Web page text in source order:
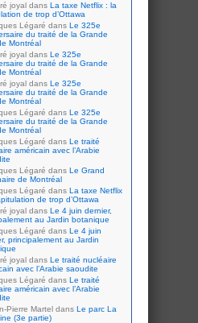
joyal dans La taxe Netflix : la
de trop d’Ottawa
Légaré dans Le 325e
du traité de la Grande
Montréal
joyal dans Le 325e
du traité de la Grande
Montréal
joyal dans Le 325e
du traité de la Grande
Montréal
Légaré dans Le 325e
du traité de la Grande
Montréal
Légaré dans Le traité
américain avec l’Arabie
Légaré dans Le Grand
de Montréal
Légaré dans La taxe Netflix
de trop d’Ottawa
joyal dans Le 4 juin dernier,
au Jardin botanique
Légaré dans Le 4 juin
principalement au Jardin
joyal dans Le traité nucléaire
avec l’Arabie saoudite
Légaré dans Le traité
américain avec l’Arabie
Pierre Martel dans Le parc La
(3e partie)